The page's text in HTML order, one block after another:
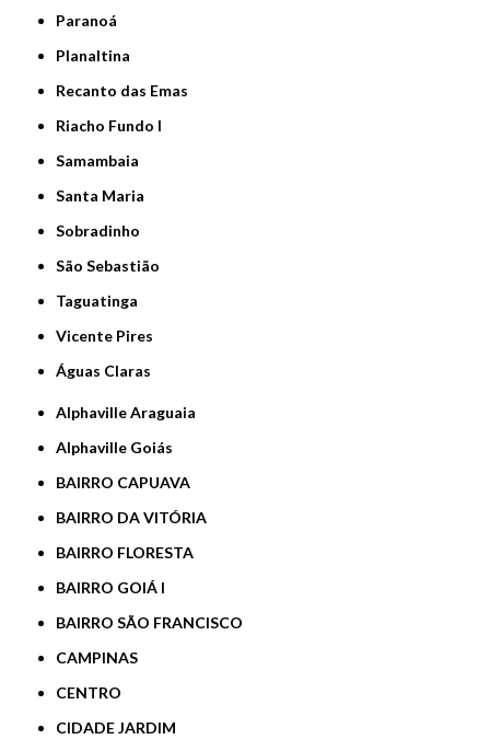
Paranoá
Planaltina
Recanto das Emas
Riacho Fundo I
Samambaia
Santa Maria
Sobradinho
São Sebastião
Taguatinga
Vicente Pires
Águas Claras
Alphaville Araguaia
Alphaville Goiás
BAIRRO CAPUAVA
BAIRRO DA VITÓRIA
BAIRRO FLORESTA
BAIRRO GOIÁ I
BAIRRO SÃO FRANCISCO
CAMPINAS
CENTRO
CIDADE JARDIM